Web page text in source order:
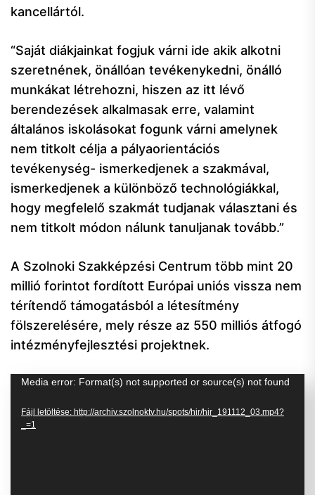
kancellártól.
“Saját diákjainkat fogjuk várni ide akik alkotni
szeretnének, önállóan tevékenykedni, önálló
munkákat létrehozni, hiszen az itt lévő
berendezések alkalmasak erre, valamint
általános iskolásokat fogunk várni amelynek
nem titkolt célja a pályaorientációs
tevékenység- ismerkedjenek a szakmával,
ismerkedjenek a különböző technológiákkal,
hogy megfelelő szakmát tudjanak választani és
nem titkolt módon nálunk tanuljanak tovább.”
A Szolnoki Szakképzési Centrum több mint 20
millió forintot fordított Európai uniós vissza nem
térítendő támogatásból a létesítmény
fölszerelésére, mely része az 550 milliós átfogó
intézményfejlesztési projektnek.
Videólejátszó
Media error: Format(s) not supported or source(s) not found
Fájl letöltése: http://archiv.szolnoktv.hu/spots/hir/hir_191112_03.mp4?
_=1